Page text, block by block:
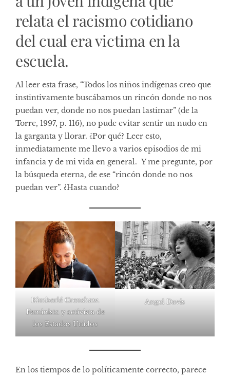
relata el racismo cotidiano
del cual era victima en la
escuela.
Al leer esta frase, “Todos los niños indígenas creo que
instintivamente buscábamos un rincón donde no nos
puedan ver, donde no nos puedan lastimar” (de la
Torre, 1997, p. 116), no pude evitar sentir un nudo en
la garganta y llorar. ¿Por qué? Leer esto,
inmediatamente me llevo a varios episodios de mi
infancia y de mi vida en general. Y me pregunte, por
la búsqueda eterna, de ese “rincón donde no nos
puedan ver”. ¿Hasta cuando?
Kimberlé Crenshaw.
Feminista y activista de
los Estados Unidos
Angel Davis
En los tiempos de lo políticamente correcto, parece